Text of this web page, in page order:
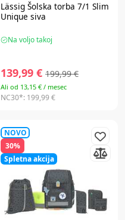
Lässig Šolska torba 7/1 Slim
Unique siva
Na voljo takoj
139,99 € 199,99 €
Ali od 13,15 € / mesec
NC30*: 199,99 €
30%
Spletna akcija
NOVO